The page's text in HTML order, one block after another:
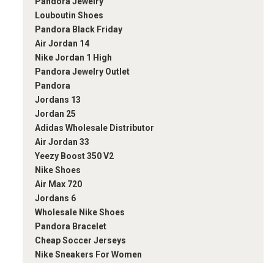
Louboutin Shoes
Pandora Black Friday
Air Jordan 14
Nike Jordan 1 High
Pandora Jewelry Outlet
Pandora
Jordans 13
Jordan 25
Adidas Wholesale Distributor
Air Jordan 33
Yeezy Boost 350 V2
Nike Shoes
Air Max 720
Jordans 6
Wholesale Nike Shoes
Pandora Bracelet
Cheap Soccer Jerseys
Nike Sneakers For Women